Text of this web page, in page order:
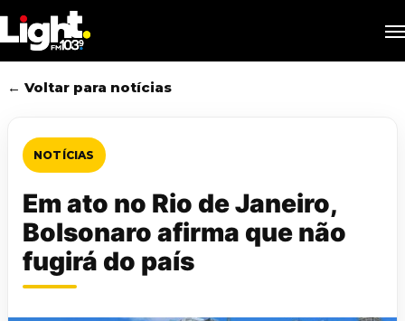
to
main
content
← Voltar para notícias
NOTÍCIAS
Em ato no Rio de Janeiro,
Bolsonaro afirma que não
fugirá do país